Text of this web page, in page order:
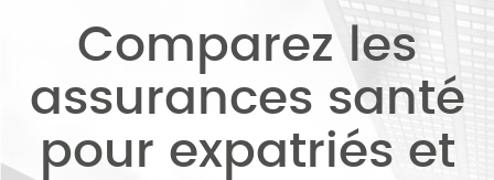
Comparez les
assurances santé
pour expatriés et